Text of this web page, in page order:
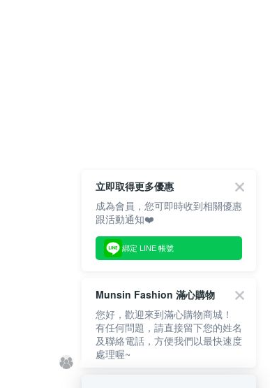
立即取得更多優惠
成為會員，您可即時收到相關優惠
跟活動通知❤️
綁定 LINE 帳號
Munsin Fashion 滿心購物
您好，歡迎來到滿心購物商城！
有任何問題，請直接留下您的姓名
及聯絡電話，方便我們以最快速度
處理喔~